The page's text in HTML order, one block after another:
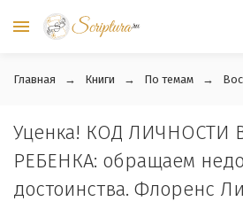
Главная Книги По темам
Уценка! КОД ЛИЧНОСТИ
РЕБЕНКА: обращаем
достоинства. Флоренс